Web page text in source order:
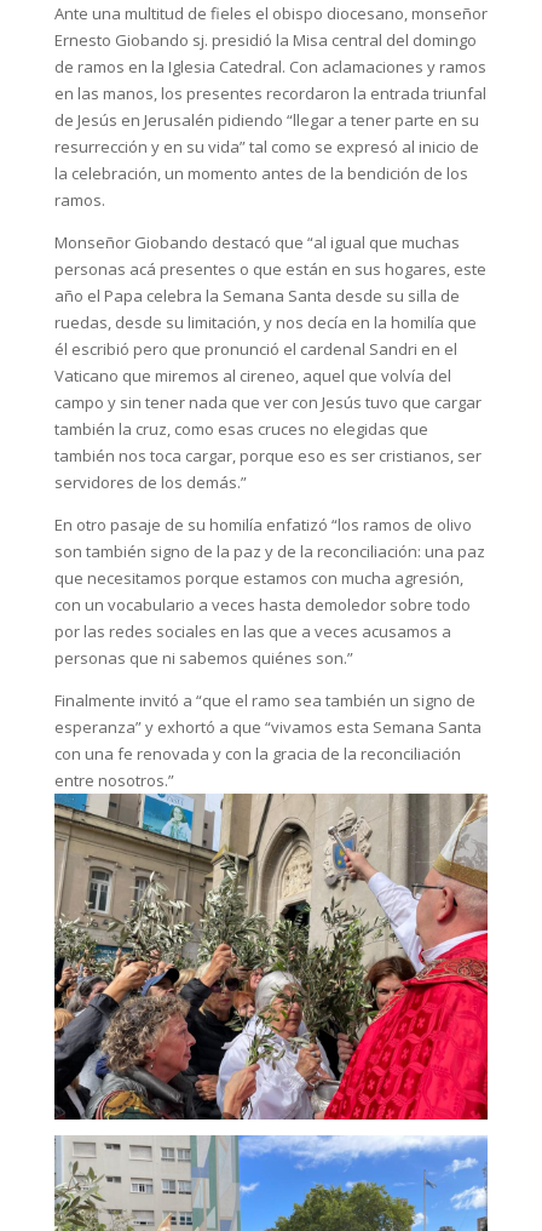
Ante una multitud de fieles el obispo diocesano, monseñor
Ernesto Giobando sj. presidió la Misa central del domingo
de ramos en la Iglesia Catedral. Con aclamaciones y ramos
en las manos, los presentes recordaron la entrada triunfal
de Jesús en Jerusalén pidiendo “llegar a tener parte en su
resurrección y en su vida” tal como se expresó al inicio de
la celebración, un momento antes de la bendición de los
ramos.
Monseñor Giobando destacó que “al igual que muchas
personas acá presentes o que están en sus hogares, este
año el Papa celebra la Semana Santa desde su silla de
ruedas, desde su limitación, y nos decía en la homilía que
él escribió pero que pronunció el cardenal Sandri en el
Vaticano que miremos al cireneo, aquel que volvía del
campo y sin tener nada que ver con Jesús tuvo que cargar
también la cruz, como esas cruces no elegidas que
también nos toca cargar, porque eso es ser cristianos, ser
servidores de los demás.”
En otro pasaje de su homilía enfatizó “los ramos de olivo
son también signo de la paz y de la reconciliación: una paz
que necesitamos porque estamos con mucha agresión,
con un vocabulario a veces hasta demoledor sobre todo
por las redes sociales en las que a veces acusamos a
personas que ni sabemos quiénes son.”
Finalmente invitó a “que el ramo sea también un signo de
esperanza” y exhortó a que “vivamos esta Semana Santa
con una fe renovada y con la gracia de la reconciliación
entre nosotros.”